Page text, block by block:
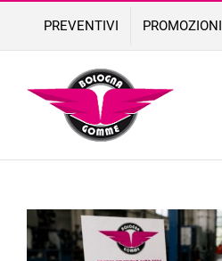
content
PREVENTIVI PROMOZIONI